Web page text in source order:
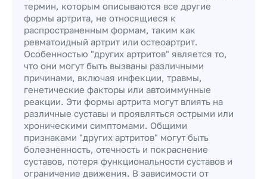
термин, которым описываются все другие
формы артрита, не относящиеся к
распространенным формам, таким как
ревматоидный артрит или остеоартрит.
Особенностью "других артритов" является то,
что они могут быть вызваны различными
причинами, включая инфекции, травмы,
генетические факторы или автоиммунные
реакции. Эти формы артрита могут влиять на
различные суставы и проявляться острыми или
хроническими симптомами. Общими
признаками "других артритов" могут быть
болезненность, отечность и покраснение
суставов, потеря функциональности суставов и
ограничение движения. В зависимости от